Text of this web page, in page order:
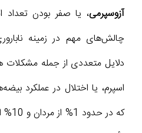
آزوسپرمی، یا صفر بودن تعداد
چالش‌های مهم در زمینه
دلایل متعددی از جمله مشکلات
اسپرم، یا اختلال در عملکرد
که